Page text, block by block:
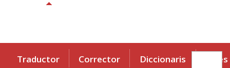
Traductor Corrector Diccionaris Eines